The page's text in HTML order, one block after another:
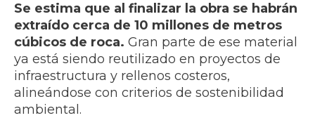
Se estima que al finalizar la obra se habrán
extraído cerca de 10 millones de metros
cúbicos de roca. Gran parte de ese material
ya está siendo reutilizado en proyectos de
infraestructura y rellenos costeros,
alineándose con criterios de sostenibilidad
ambiental.